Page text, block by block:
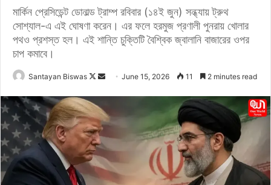
মার্কিন প্রেসিডেন্ট ডোনাল্ড ট্রাম্প রবিবার (১৪ই জুন) সন্ধ্যায় ট্রুথ
সোশ্যাল-এ এই ঘোষণা করেন। এর ফলে হরমুজ প্রণালী পুনরায় খোলার
পথও প্রশস্ত হল। এই শান্তি চুক্তিটি বৈশ্বিক জ্বালানি বাজারের ওপর
চাপ কমাবে।
Santayan Biswas
F
l
l
o
w
o
n
d
n
e
m
June 15, 2026 11 2 minutes read